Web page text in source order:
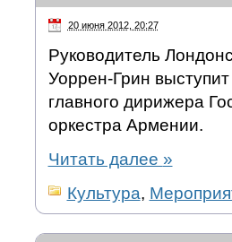
20 июня 2012, 20:27
Руководитель
Уоррен-Грин
главного дирижера
оркестра Армении.
Читать далее »
Культура,